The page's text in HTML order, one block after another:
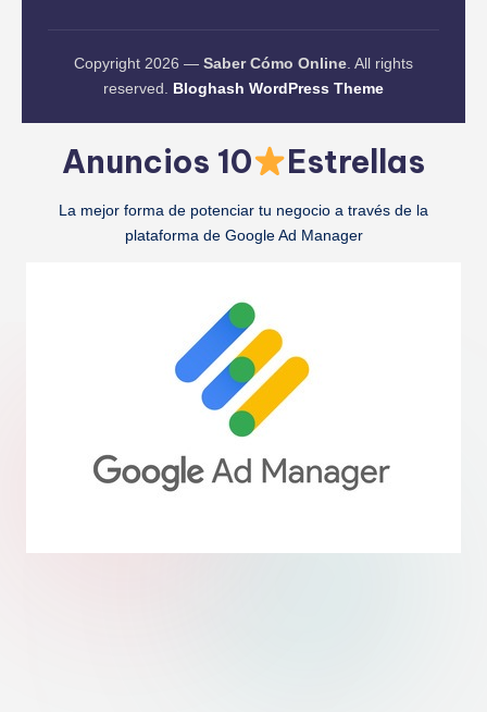
Copyright 2026 — Saber Cómo Online. All rights
reserved. Bloghash WordPress Theme
Anuncios 10 Estrellas
La mejor forma de potenciar tu negocio a través de la
plataforma de Google Ad Manager